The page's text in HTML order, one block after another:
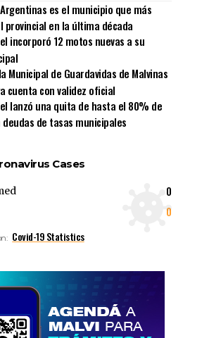
es el municipio que más
provincial en la última década
incorporó 12 motos nuevas a su
Municipal de Guardavidas de Malvinas
cuenta con validez oficial
lanzó una quita de hasta el 80% de
de tasas municipales
Cases
0
0
Covid-19 Statistics